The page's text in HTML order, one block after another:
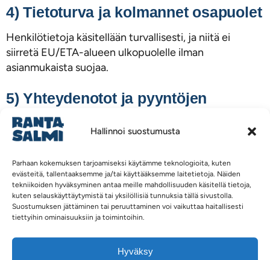
Hallinnoi suostumusta
Parhaan kokemuksen tarjoamiseksi käytämme teknologioita, kuten
evästeitä, tallentaaksemme ja/tai käyttääksemme laitetietoja. Näiden
tekniikoiden hyväksyminen antaa meille mahdollisuuden käsitellä tietoja,
kuten selauskäyttäytymistä tai yksilöllisiä tunnuksia tällä sivustolla.
Suostumuksen jättäminen tai peruuttaminen voi vaikuttaa haitallisesti
tiettyihin ominaisuuksiin ja toimintoihin.
Hyväksy
4) Tietoturva ja kolmannet osapuolet
Henkilötietoja käsitellään turvallisesti, ja niitä ei
siirretä EU/ETA-alueen ulkopuolelle ilman
asianmukaista suojaa.
5) Yhteydenotot ja pyyntöjen
tekeminen
Postitse:
Tietosuoja-asiat
Eliel Saarisen tie 2, 58900 Rantasalmi
Sähköpostitse: